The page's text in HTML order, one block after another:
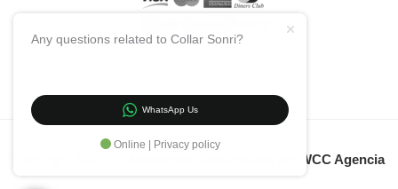
WCC Agencia
Any questions related to Collar Sonri?
WhatsApp Us
Online | Privacy policy